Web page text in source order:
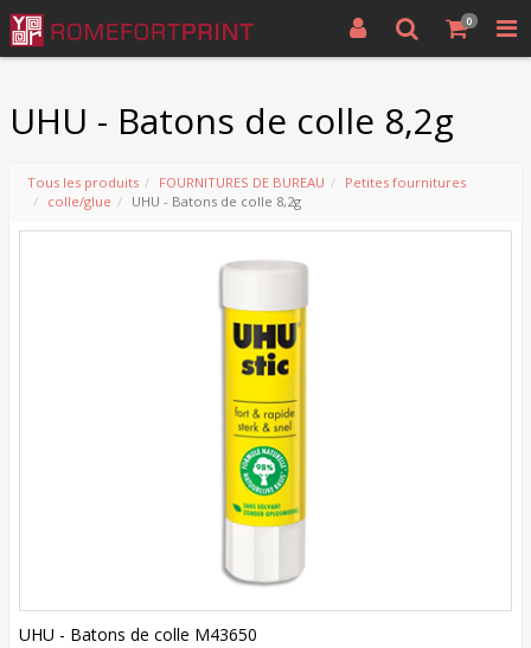
0
UHU - Batons de colle 8,2g
Tous les produits FOURNITURES DE BUREAU
Petites fournitures
colle/glue
UHU - Batons de colle 8,2g
UHU - Batons de colle M43650